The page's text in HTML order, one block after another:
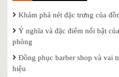
Khám phá nét đặc trưng của
Ý nghĩa và đặc điểm nổi bật
phòng
Đồng phục barber shop và vai
hiệu